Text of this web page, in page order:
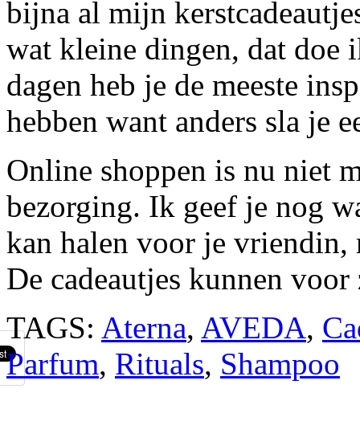
bijna al mijn
wat kleine dingen, dat doe
dagen heb je de meeste
hebben want anders sla je
Online shoppen is nu niet
bezorging. Ik geef je nog
kan halen voor je vriendin,
De cadeautjes kunnen
TAGS: Aterna, AVEDA,
Parfum, Rituals, Shampoo